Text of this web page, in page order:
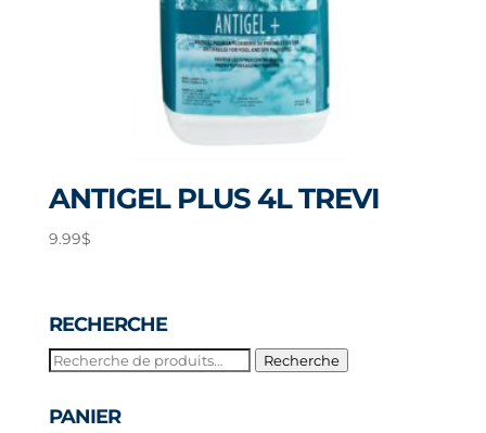
ANTIGEL PLUS 4L TREVI
9.99$
RECHERCHE
Recherche
Recherche
PANIER